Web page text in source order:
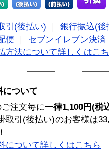
引(後払い)
銀行振込(後
便
セブンイレブン決済
方法について詳しくはこ
について
注文毎に一律1,100円(税
取引(後払い)のお客様は
について詳しくはこちら